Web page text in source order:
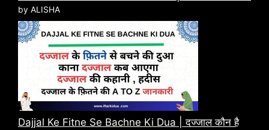
by ALISHA
Dajjal Ke Fitne Se Bachne Ki Dua | दज्जाल कौन है